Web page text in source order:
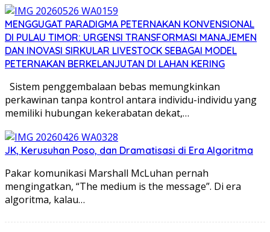
MENGGUGAT PARADIGMA PETERNAKAN KONVENSIONAL
DI PULAU TIMOR: URGENSI TRANSFORMASI MANAJEMEN
DAN INOVASI SIRKULAR LIVESTOCK SEBAGAI MODEL
PETERNAKAN BERKELANJUTAN DI LAHAN KERING
Sistem penggembalaan bebas memungkinkan
perkawinan tanpa kontrol antara individu-individu yang
memiliki hubungan kekerabatan dekat,…
JK, Kerusuhan Poso, dan Dramatisasi di Era Algoritma
Pakar komunikasi Marshall McLuhan pernah
mengingatkan, “The medium is the message”. Di era
algoritma, kalau…